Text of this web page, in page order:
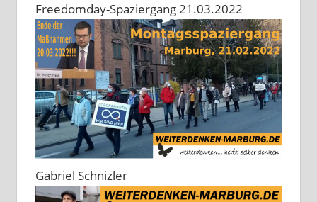
Freedomday-Spaziergang 21.03.2022
Gabriel Schnizler